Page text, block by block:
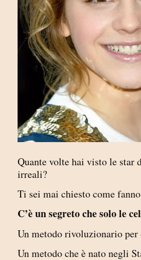
Quante volte hai visto le star
irreali?
Ti sei mai chiesto come
C’è un segreto che solo le
Un metodo rivoluzionario
Un metodo che è nato negli